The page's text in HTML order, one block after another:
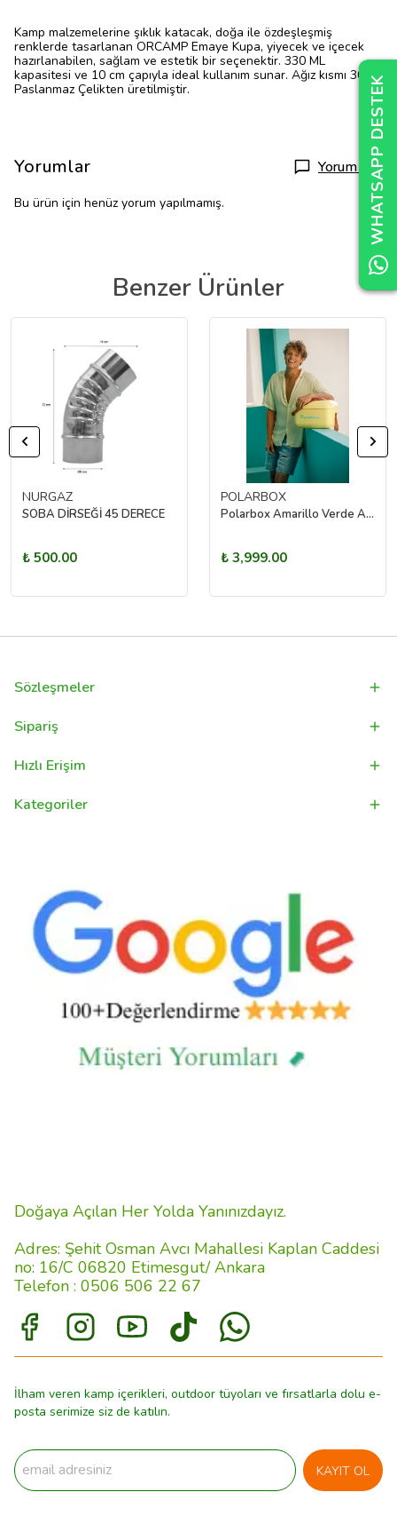
Kamp malzemelerine şıklık katacak, doğa ile özdeşleşmiş
renklerde tasarlanan ORCAMP Emaye Kupa, yiyecek ve içecek
hazırlanabilen, sağlam ve estetik bir seçenektir. 330 ML
kapasitesi ve 10 cm çapıyla ideal kullanım sunar. Ağız kısmı 304
Paslanmaz Çelikten üretilmiştir.
Yorumlar Yorum Yap
Bu ürün için henüz yorum yapılmamış.
Benzer Ürünler
NURGAZ
SOBA DİRSEĞİ 45 DERECE
₺ 500.00
POLARBOX
Polarbox Amarillo Verde Agua Classic 12L
₺ 3,999.00
Sözleşmeler
Sipariş
Hızlı Erişim
Kategoriler
Doğaya Açılan Her Yolda Yanınızdayız.
Adres: Şehit Osman Avcı Mahallesi Kaplan Caddesi
no: 16/C 06820 Etimesgut/ Ankara
Telefon : 0506 506 22 67
İlham veren kamp içerikleri, outdoor tüyoları ve fırsatlarla dolu e-
posta serimize siz de katılın.
KAYIT OL
WHATSAPP DESTEK
WHATSAPP DESTEK
WHATSAPP DESTEK